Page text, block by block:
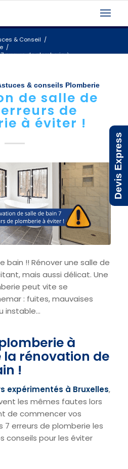
& Conseil /
/
erreurs de plomberie à
& conseils Plomberie
de salle de
de
à éviter !
bain !! Rénover une salle de
mais aussi délicat. Une
peut vite se
: fuites, mauvaises
instable…
à
la rénovation de
!
expérimentés à Bruxelles,
les mêmes fautes lors
de commencer vos
7 erreurs de plomberie les
conseils pour les éviter
Devis Express